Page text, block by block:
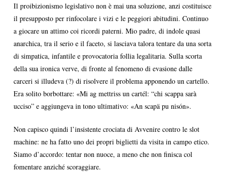
Il proibizionismo legislativo non è mai una soluzione, anzi costituisce
il presupposto per rinfocolare i vizi e le peggiori abitudini. Continuo
a giocare un attimo coi ricordi paterni. Mio padre, di indole quasi
anarchica, tra il serio e il faceto, si lasciava talora tentare da una sorta
di simpatica, infantile e provocatoria follia legalitaria. Sulla scorta
della sua ironica verve, di fronte al fenomeno di evasione dalle
carceri si illudeva (?) di risolvere il problema apponendo un cartello.
Era solito borbottare: «Mi ag mettriss un cartél: “chi scappa sarà
ucciso” e aggiungeva in tono ultimativo: «An scapä pu nisón».
Non capisco quindi l’insistente crociata di Avvenire contro le slot
machine: ne ha fatto uno dei propri biglietti da visita in campo etico.
Siamo d’accordo: tentar non nuoce, a meno che non finisca col
fomentare anziché scoraggiare.